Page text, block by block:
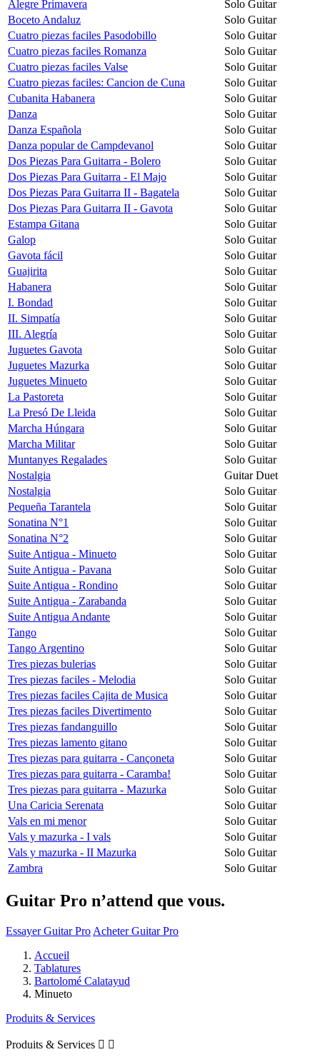
Alegre Primavera
Solo Guitar
Boceto Andaluz
Solo Guitar
Cuatro piezas faciles Pasodobillo
Solo Guitar
Cuatro piezas faciles Romanza
Solo Guitar
Cuatro piezas faciles Valse
Solo Guitar
Cuatro piezas faciles: Cancion de Cuna
Solo Guitar
Cubanita Habanera
Solo Guitar
Danza
Solo Guitar
Danza Española
Solo Guitar
Danza popular de Campdevanol
Solo Guitar
Dos Piezas Para Guitarra - Bolero
Solo Guitar
Dos Piezas Para Guitarra - El Majo
Solo Guitar
Dos Piezas Para Guitarra II - Bagatela
Solo Guitar
Dos Piezas Para Guitarra II - Gavota
Solo Guitar
Estampa Gitana
Solo Guitar
Galop
Solo Guitar
Gavota fácil
Solo Guitar
Guajirita
Solo Guitar
Habanera
Solo Guitar
I. Bondad
Solo Guitar
II. Simpatía
Solo Guitar
III. Alegría
Solo Guitar
Juguetes Gavota
Solo Guitar
Juguetes Mazurka
Solo Guitar
Juguetes Minueto
Solo Guitar
La Pastoreta
Solo Guitar
La Presó De Lleida
Solo Guitar
Marcha Húngara
Solo Guitar
Marcha Militar
Solo Guitar
Muntanyes Regalades
Solo Guitar
Nostalgia
Guitar Duet
Nostalgia
Solo Guitar
Pequeña Tarantela
Solo Guitar
Sonatina N°1
Solo Guitar
Sonatina N°2
Solo Guitar
Suite Antigua - Minueto
Solo Guitar
Suite Antigua - Pavana
Solo Guitar
Suite Antigua - Rondino
Solo Guitar
Suite Antigua - Zarabanda
Solo Guitar
Suite Antigua Andante
Solo Guitar
Tango
Solo Guitar
Tango Argentino
Solo Guitar
Tres piezas bulerias
Solo Guitar
Tres piezas faciles - Melodia
Solo Guitar
Tres piezas faciles Cajita de Musica
Solo Guitar
Tres piezas faciles Divertimento
Solo Guitar
Tres piezas fandanguillo
Solo Guitar
Tres piezas lamento gitano
Solo Guitar
Tres piezas para guitarra - Cançoneta
Solo Guitar
Tres piezas para guitarra - Caramba!
Solo Guitar
Tres piezas para guitarra - Mazurka
Solo Guitar
Una Caricia Serenata
Solo Guitar
Vals en mi menor
Solo Guitar
Vals y mazurka - I vals
Solo Guitar
Vals y mazurka - II Mazurka
Solo Guitar
Zambra
Solo Guitar
Guitar Pro n’attend que vous.
Essayer Guitar Pro Acheter Guitar Pro
Accueil
Tablatures
Bartolomé Calatayud
Minueto
Produits & Services
Produits & Services  